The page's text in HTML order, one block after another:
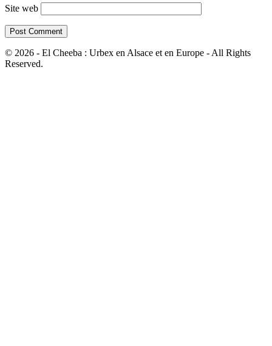
Site web
© 2026 - El Cheeba : Urbex en Alsace et en Europe - All Rights
Reserved.